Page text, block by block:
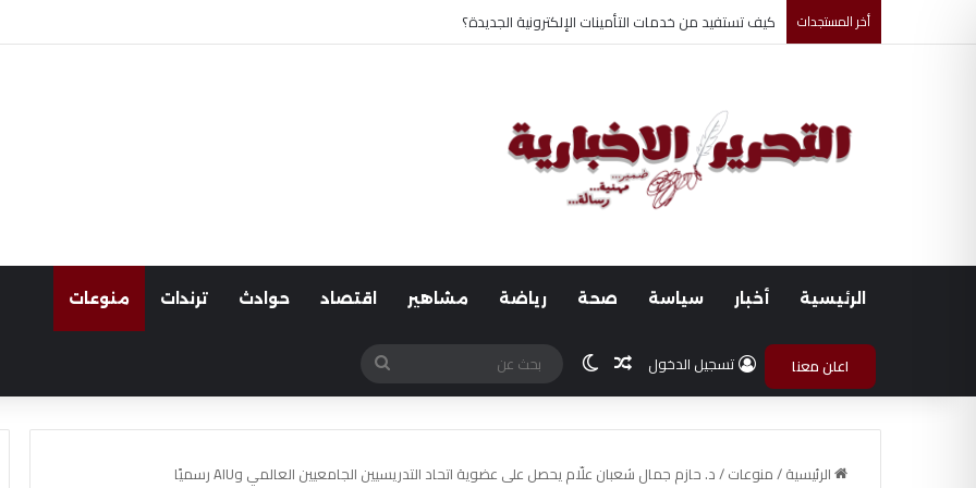
أخر المستجدات أحمد جابر حسين طه معلم القرآن لغير الناطقين من أسوان
الرئيسية أخبار سياسة صحة رياضة مشاهير اقتصاد حوادث ترندات منوعات
اعلن معنا تسجيل الدخول مقال عشوائي
الوضع المظلم
عن
الرئيسية/منوعات/د. حازم جمال شعبان علّام يحصل على عضوية اتحاد التدريسيين الجامعيين العالمي وAIU رسميًا